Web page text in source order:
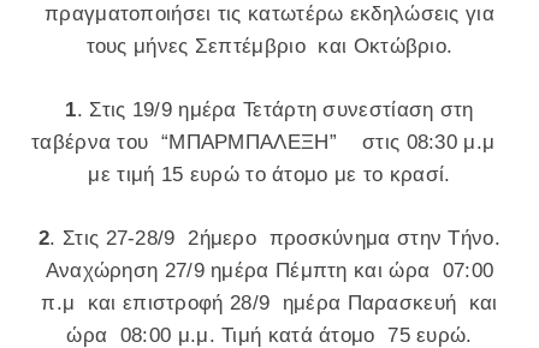
πραγματοποιήσει τις κατωτέρω εκδηλώσεις για
τους μήνες Σεπτέμβριο και Οκτώβριο.
1. Στις 19/9 ημέρα Τετάρτη συνεστίαση στη
ταβέρνα του “ΜΠΑΡΜΠΑΛΕΞΗ” στις 08:30 μ.μ
με τιμή 15 ευρώ το άτομο με το κρασί.
2. Στις 27-28/9 2ήμερο προσκύνημα στην Τήνο.
Αναχώρηση 27/9 ημέρα Πέμπτη και ώρα 07:00
π.μ και επιστροφή 28/9 ημέρα Παρασκευή και
ώρα 08:00 μ.μ. Τιμή κατά άτομο 75 ευρώ.